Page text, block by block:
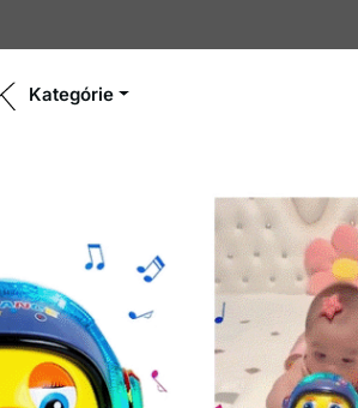
Kategórie